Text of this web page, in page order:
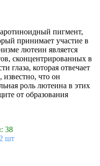
пигмент,
принимает участие в
лютеин является
сконцентрированных в
глаза, которая отвечает
известно, что он
роль лютеина в этих
от образования
38
шт